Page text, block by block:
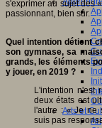
Arts et
Art
s'exprimer au sujet des
passionnant, bien sûr.
Quel intention détient
son gymnase, sa
grands, les éléments
y jouer, en 2019 ?
L'intention n'est
deux états est
l'autre : « Je ne
suis pas